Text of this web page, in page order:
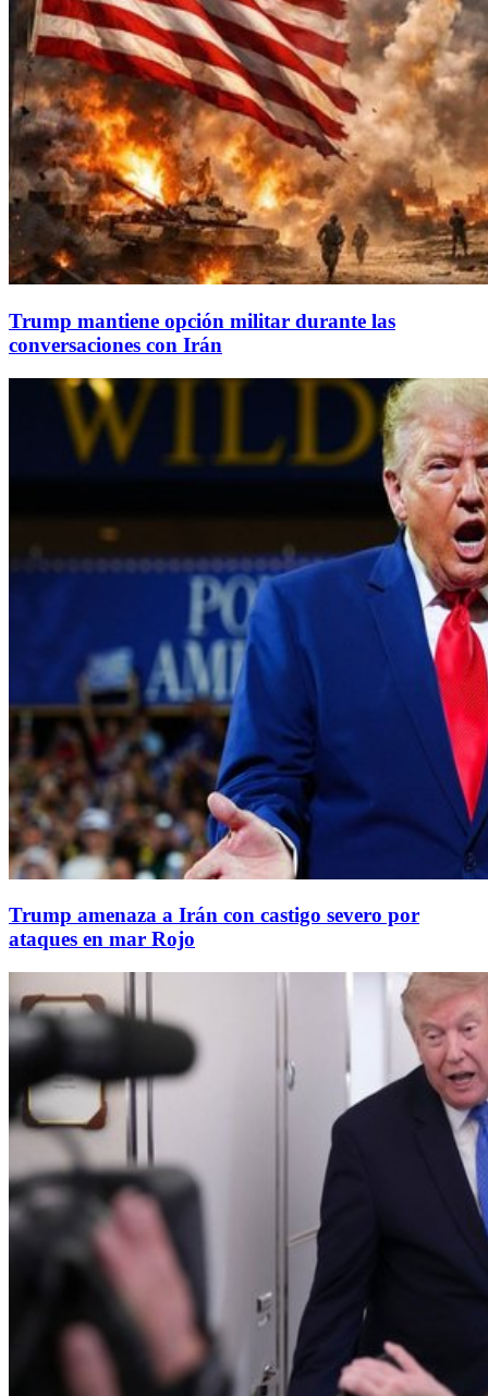
Trump mantiene opción militar durante las
conversaciones con Irán
Trump amenaza a Irán con castigo severo por
ataques en mar Rojo